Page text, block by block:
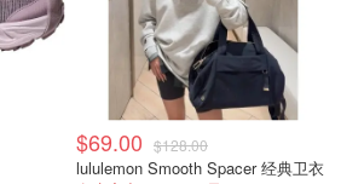
$69.00 $128.00
lululemon Smooth Spacer 经典卫衣